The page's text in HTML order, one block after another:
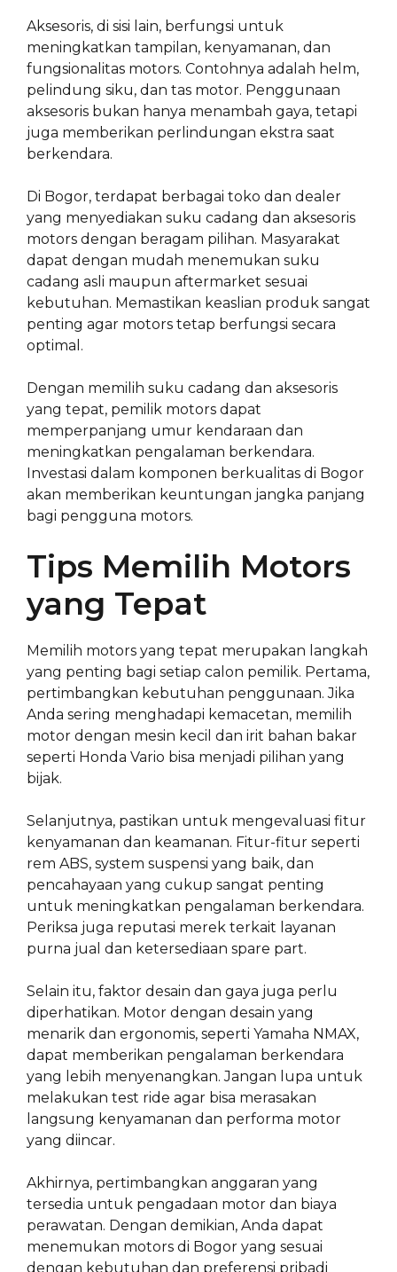
Aksesoris, di sisi lain, berfungsi untuk
meningkatkan tampilan, kenyamanan, dan
fungsionalitas motors. Contohnya adalah helm,
pelindung siku, dan tas motor. Penggunaan
aksesoris bukan hanya menambah gaya, tetapi
juga memberikan perlindungan ekstra saat
berkendara.
Di Bogor, terdapat berbagai toko dan dealer
yang menyediakan suku cadang dan aksesoris
motors dengan beragam pilihan. Masyarakat
dapat dengan mudah menemukan suku
cadang asli maupun aftermarket sesuai
kebutuhan. Memastikan keaslian produk sangat
penting agar motors tetap berfungsi secara
optimal.
Dengan memilih suku cadang dan aksesoris
yang tepat, pemilik motors dapat
memperpanjang umur kendaraan dan
meningkatkan pengalaman berkendara.
Investasi dalam komponen berkualitas di Bogor
akan memberikan keuntungan jangka panjang
bagi pengguna motors.
Tips Memilih Motors
yang Tepat
Memilih motors yang tepat merupakan langkah
yang penting bagi setiap calon pemilik. Pertama,
pertimbangkan kebutuhan penggunaan. Jika
Anda sering menghadapi kemacetan, memilih
motor dengan mesin kecil dan irit bahan bakar
seperti Honda Vario bisa menjadi pilihan yang
bijak.
Selanjutnya, pastikan untuk mengevaluasi fitur
kenyamanan dan keamanan. Fitur-fitur seperti
rem ABS, system suspensi yang baik, dan
pencahayaan yang cukup sangat penting
untuk meningkatkan pengalaman berkendara.
Periksa juga reputasi merek terkait layanan
purna jual dan ketersediaan spare part.
Selain itu, faktor desain dan gaya juga perlu
diperhatikan. Motor dengan desain yang
menarik dan ergonomis, seperti Yamaha NMAX,
dapat memberikan pengalaman berkendara
yang lebih menyenangkan. Jangan lupa untuk
melakukan test ride agar bisa merasakan
langsung kenyamanan dan performa motor
yang diincar.
Akhirnya, pertimbangkan anggaran yang
tersedia untuk pengadaan motor dan biaya
perawatan. Dengan demikian, Anda dapat
menemukan motors di Bogor yang sesuai
dengan kebutuhan dan preferensi pribadi